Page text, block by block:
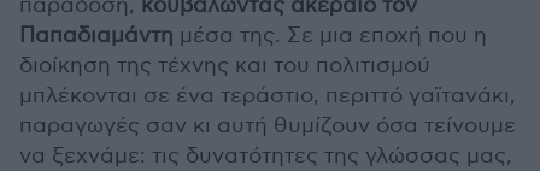
παράδοση, κουβαλώντας ακέραιο τον
Παπαδιαμάντη μέσα της. Σε μια εποχή που η
διοίκηση της τέχνης και του πολιτισμού
μπλέκονται σε ένα τεράστιο, περιττό γαϊτανάκι,
παραγωγές σαν κι αυτή θυμίζουν όσα τείνουμε
να ξεχνάμε: τις δυνατότητες της γλώσσας μας,